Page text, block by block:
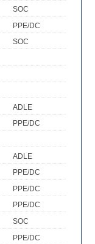
SOC
PPE/DC
SOC
ADLE
PPE/DC
ADLE
PPE/DC
PPE/DC
PPE/DC
SOC
PPE/DC